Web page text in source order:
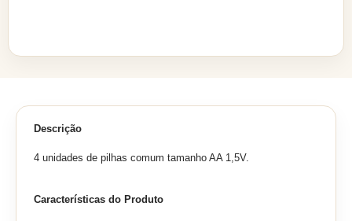
Descrição
4 unidades de pilhas comum tamanho AA 1,5V.
Características do Produto